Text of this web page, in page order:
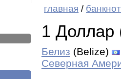
главная /
1
Белиз (Belize)
Северная